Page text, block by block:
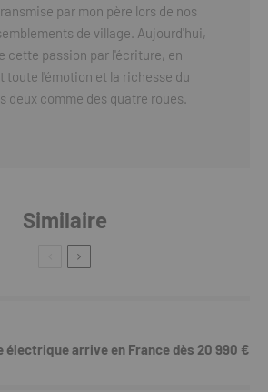
par mon père lors de nos
de village. Aujourd'hui,
cette passion par l'écriture, en
toute l'émotion et la richesse du
deux comme des quatre roues.
Similaire
électrique arrive en France dès 20 990 €